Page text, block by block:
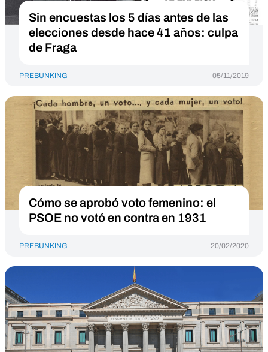
Sin encuestas los 5 días antes de las
elecciones desde hace 41 años: culpa
de Fraga
PREBUNKING 05/11/2019
Cómo se aprobó voto femenino: el
PSOE no votó en contra en 1931
PREBUNKING 20/02/2020